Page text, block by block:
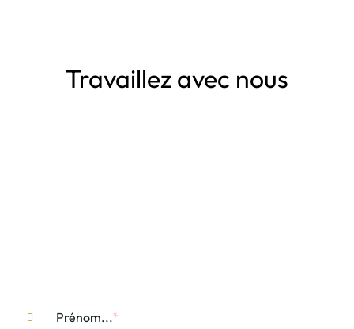
Travaillez avec nous
Prénom...